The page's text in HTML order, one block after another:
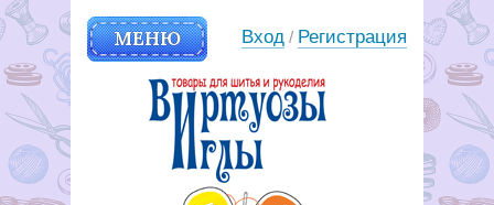
МЕНЮ Вход / Регистрация